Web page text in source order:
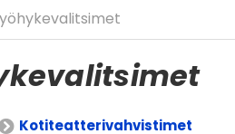
Kotiteatterivahvistimet